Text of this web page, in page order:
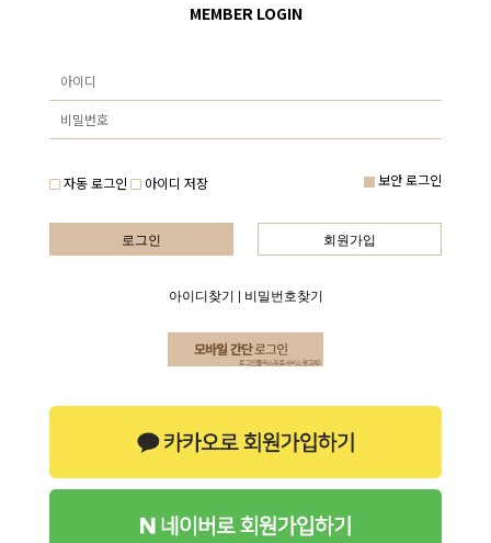
MEMBER LOGIN
자동 로그인 아이디 저장 보안 로그인
로그인 회원가입
아이디찾기 비밀번호찾기